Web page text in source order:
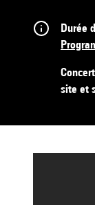
Durée
site et